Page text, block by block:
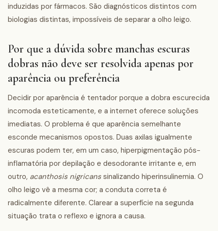
induzidas por fármacos. São diagnósticos distintos com
biologias distintas, impossíveis de separar a olho leigo.
Por que a dúvida sobre manchas escuras
dobras não deve ser resolvida apenas por
aparência ou preferência
Decidir por aparência é tentador porque a dobra escurecida
incomoda esteticamente, e a internet oferece soluções
imediatas. O problema é que aparência semelhante
esconde mecanismos opostos. Duas axilas igualmente
escuras podem ter, em um caso, hiperpigmentação pós-
inflamatória por depilação e desodorante irritante e, em
outro, acanthosis nigricans sinalizando hiperinsulinemia. O
olho leigo vê a mesma cor; a conduta correta é
radicalmente diferente. Clarear a superfície na segunda
situação trata o reflexo e ignora a causa.